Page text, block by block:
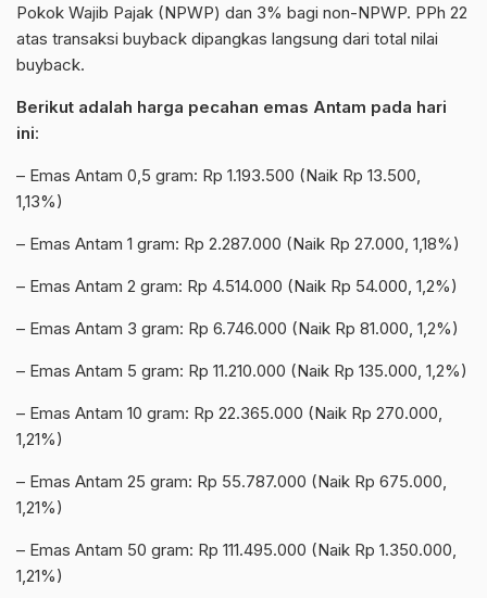
Pokok Wajib Pajak (NPWP) dan 3% bagi non-NPWP. PPh 22
atas transaksi buyback dipangkas langsung dari total nilai
buyback.
Berikut adalah harga pecahan emas Antam pada hari
ini:
– Emas Antam 0,5 gram: Rp 1.193.500 (Naik Rp 13.500,
1,13%)
– Emas Antam 1 gram: Rp 2.287.000 (Naik Rp 27.000, 1,18%)
– Emas Antam 2 gram: Rp 4.514.000 (Naik Rp 54.000, 1,2%)
– Emas Antam 3 gram: Rp 6.746.000 (Naik Rp 81.000, 1,2%)
– Emas Antam 5 gram: Rp 11.210.000 (Naik Rp 135.000, 1,2%)
– Emas Antam 10 gram: Rp 22.365.000 (Naik Rp 270.000,
1,21%)
– Emas Antam 25 gram: Rp 55.787.000 (Naik Rp 675.000,
1,21%)
– Emas Antam 50 gram: Rp 111.495.000 (Naik Rp 1.350.000,
1,21%)